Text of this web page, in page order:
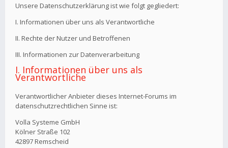
Unsere Datenschutzerklärung ist wie folgt gegliedert:
I. Informationen über uns als Verantwortliche
II. Rechte der Nutzer und Betroffenen
III. Informationen zur Datenverarbeitung
I. Informationen über uns als
Verantwortliche
Verantwortlicher Anbieter dieses Internet-Forums im
datenschutzrechtlichen Sinne ist:
Volla Systeme GmbH
Kölner Straße 102
42897 Remscheid